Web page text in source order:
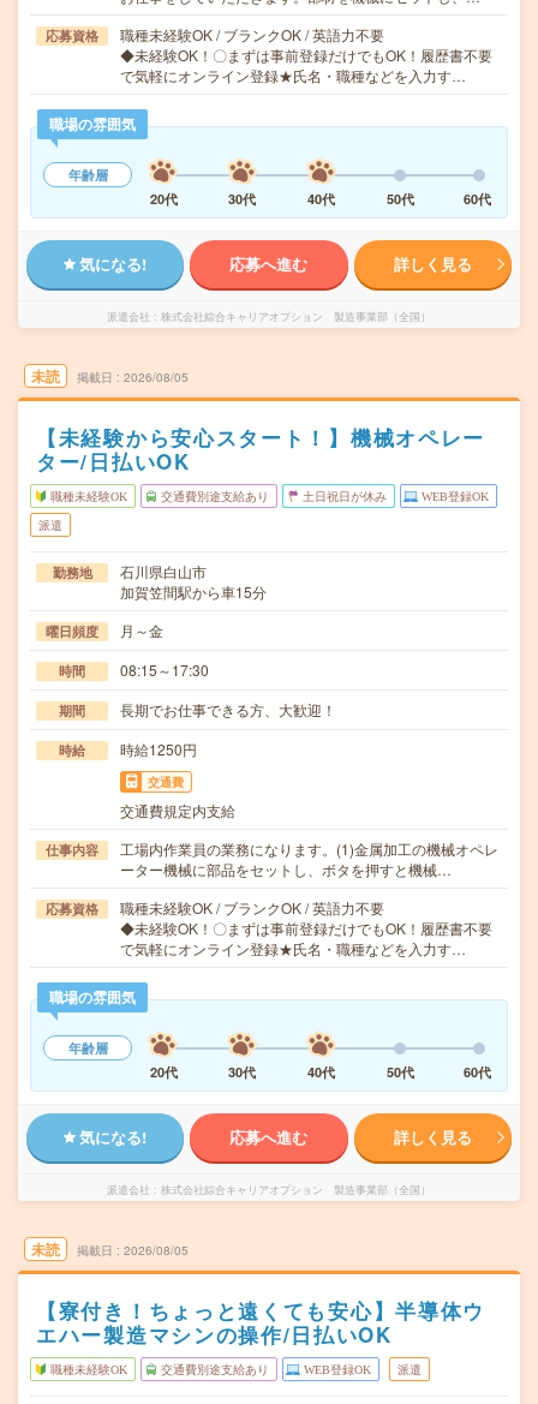
応募資格
職種未経験OK / ブランクOK / 英語力不要
◆未経験OK！〇まずは事前登録だけでもOK！履歴書不要
で気軽にオンライン登録★氏名・職種などを入力す…
職場の雰囲気
年齢層
20代
30代 40代 50代 60代
気になる! 応募へ進む 詳しく見る
派遣会社 株式会社綜合キャリアオプション 製造事業部（全国）
未読 掲載日 2026/08/05
【未経験から安心スタート！】機械オペレー
ター/日払いOK
職種未経験OK 交通費別途支給あり 土日祝日が休み WEB登録OK
派遣
勤務地
石川県白山市
加賀笠間駅から車15分
曜日頻度 月～金
時間 08:15～17:30
期間 長期でお仕事できる方、大歓迎！
時給 時給1250円
交通費
交通費規定内支給
仕事内容
工場内作業員の業務になります。(1)金属加工の機械オペレ
ーター機械に部品をセットし、ボタを押すと機械…
応募資格
職種未経験OK / ブランクOK / 英語力不要
◆未経験OK！〇まずは事前登録だけでもOK！履歴書不要
で気軽にオンライン登録★氏名・職種などを入力す…
職場の雰囲気
年齢層
20代
30代 40代 50代 60代
気になる! 応募へ進む 詳しく見る
派遣会社 株式会社綜合キャリアオプション 製造事業部（全国）
未読 掲載日 2026/08/05
【寮付き！ちょっと遠くても安心】半導体ウ
エハー製造マシンの操作/日払いOK
職種未経験OK 交通費別途支給あり WEB登録OK 派遣